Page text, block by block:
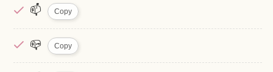
📫 Copy
📪 Copy